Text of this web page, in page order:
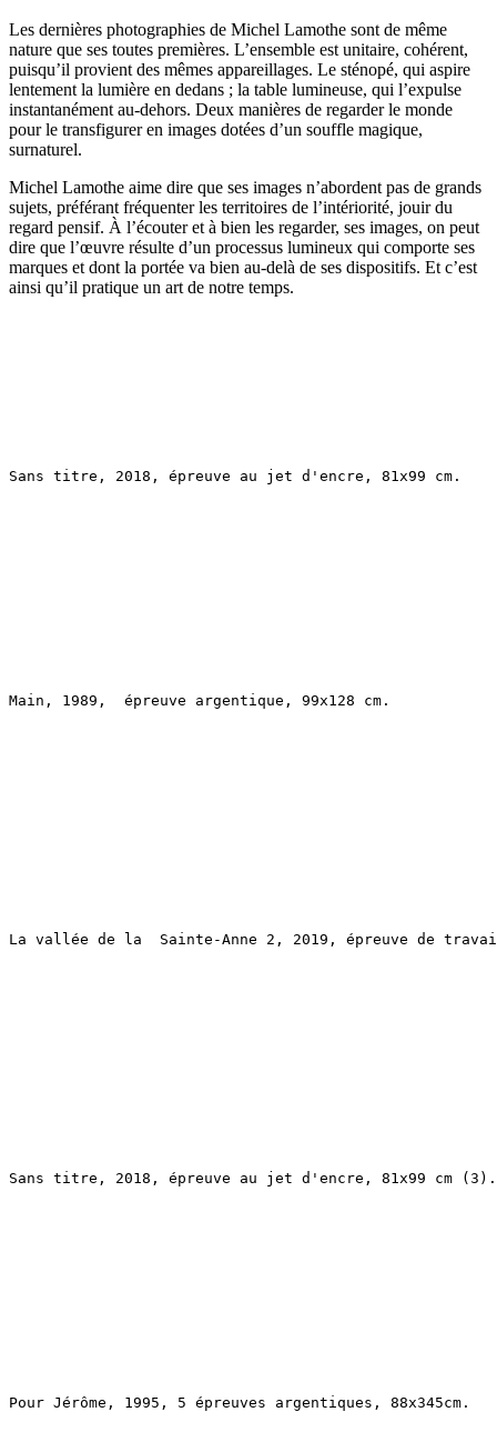
Les dernières photographies de Michel Lamothe sont de même
nature que ses toutes premières. L’ensemble est unitaire, cohérent,
puisqu’il provient des mêmes appareillages. Le sténopé, qui aspire
lentement la lumière en dedans ; la table lumineuse, qui l’expulse
instantanément au-dehors. Deux manières de regarder le monde
pour le transfigurer en images dotées d’un souffle magique,
surnaturel.
Michel Lamothe aime dire que ses images n’abordent pas de grands
sujets, préférant fréquenter les territoires de l’intériorité, jouir du
regard pensif. À l’écouter et à bien les regarder, ses images, on peut
dire que l’œuvre résulte d’un processus lumineux qui comporte ses
marques et dont la portée va bien au-delà de ses dispositifs. Et c’est
ainsi qu’il pratique un art de notre temps.
Main, 1989,  épreuve argentique, 99x128 cm.
Sans titre, 2018, épreuve au jet d'encre, 81x99 cm (3).
Pour Jérôme, 1995, 5 épreuves argentiques, 88x345cm.